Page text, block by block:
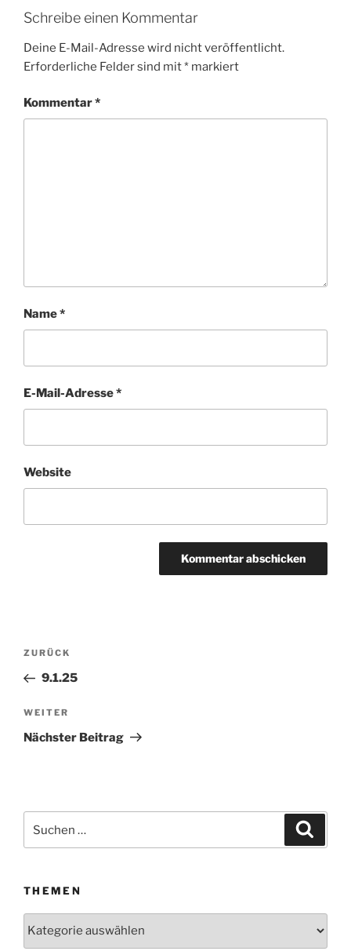
Schreibe einen Kommentar
Deine E-Mail-Adresse wird nicht veröffentlicht.
Erforderliche Felder sind mit* markiert
Kommentar*
Name*
E-Mail-Adresse*
Website
Beitragsnavigation
Vorheriger
Beitrag
ZURÜCK
9.1.25
Nächster
Beitrag
WEITER
Nächster Beitrag
nach:
THEMEN
Themen